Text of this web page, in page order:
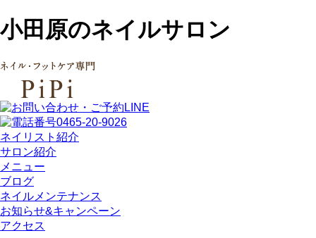
小田原のネイルサロン
ネイリスト紹介
サロン紹介
メニュー
ブログ
ネイルメンテナンス
お知らせ&キャンペーン
アクセス